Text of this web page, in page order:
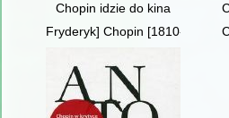
Chopin idzie do kina
Fryderyk] Chopin [1810-1849]